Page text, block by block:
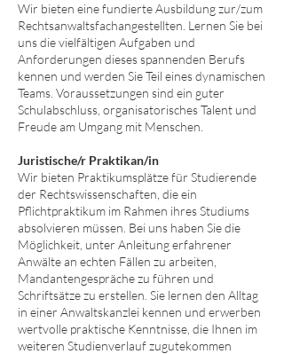
Wir bieten eine fundierte Ausbildung zur/zum
Rechtsanwaltsfachangestellten. Lernen Sie bei
uns die vielfältigen Aufgaben und
Anforderungen dieses spannenden Berufs
kennen und werden Sie Teil eines dynamischen
Teams. Voraussetzungen sind ein guter
Schulabschluss, organisatorisches Talent und
Freude am Umgang mit Menschen.
Juristische/r Praktikan/in
Wir bieten Praktikumsplätze für Studierende
der Rechtswissenschaften, die ein
Pflichtpraktikum im Rahmen ihres Studiums
absolvieren müssen. Bei uns haben Sie die
Möglichkeit, unter Anleitung erfahrener
Anwälte an echten Fällen zu arbeiten,
Mandantengespräche zu führen und
Schriftsätze zu erstellen. Sie lernen den Alltag
in einer Anwaltskanzlei kennen und erwerben
wertvolle praktische Kenntnisse, die Ihnen im
weiteren Studienverlauf zugutekommen